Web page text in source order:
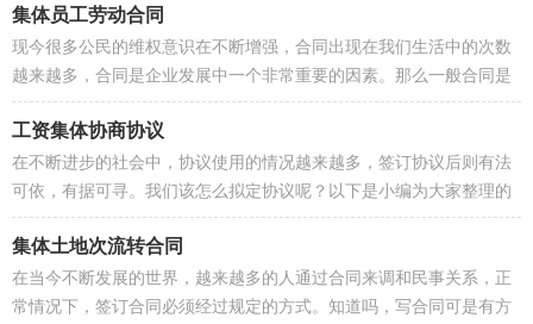
集体员工劳动合同
现今很多公民的维权意识在不断增强，合同出现在我们生活中的次数
越来越多，合同是企业发展中一个非常重要的因素。那么一般合同是
怎么起草的呢？下面是小编帮大家...
工资集体协商协议
在不断进步的社会中，协议使用的情况越来越多，签订协议后则有法
可依，有据可寻。我们该怎么拟定协议呢？以下是小编为大家整理的
工资集体协商协议，欢迎阅读，希...
集体土地次流转合同
在当今不断发展的世界，越来越多的人通过合同来调和民事关系，正
常情况下，签订合同必须经过规定的方式。知道吗，写合同可是有方